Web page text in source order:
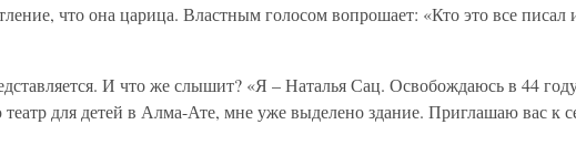
что она царица. Властным голосом вопрошает: «Кто это все писал
И что же слышит? «Я – Наталья Сац. Освобождаюсь в 44
для детей в Алма-Ате, мне уже выделено здание. Приглашаю вас к